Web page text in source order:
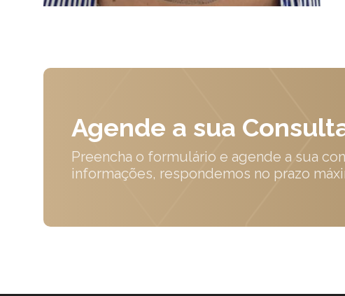
Agende a sua
Preencha o formulário e agende a sua
informações, respondemos no prazo